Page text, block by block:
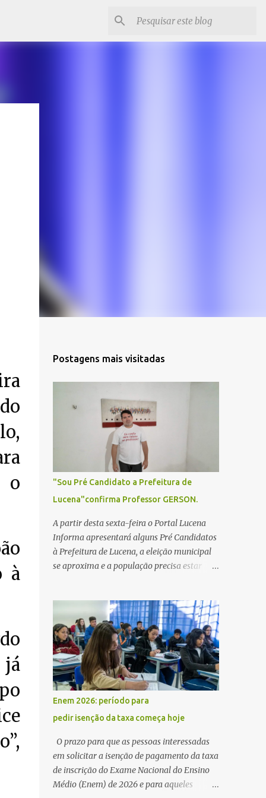
o
à
Postagens mais visitadas
"Sou Pré Candidato a Prefeitura de
Lucena"confirma Professor GERSON.
A partir desta sexta-feira o Portal Lucena
Informa apresentará alguns Pré Candidatos
à Prefeitura de Lucena, a eleição municipal
se aproxima e a população precisa estar
articulações e possíveis junções para manter
ou conquistar eleitorado. Confirmados até
agora como Pré candidatos Alex Monteiro,
Léo Bandeira Valcinete Araújo e Professor
Gerson Andrade há possibilidade de mais
nomes aparecer , ficaremos no aguardo para
trazer mais informações. A primeira
entrevista foi com o inimaginável Gerson
Andrade ,Professor da Rede Municipal
(efetivo), supervisor, Formado em Pedagogia
e Biomedicina pela UFPB. Leciona no Otto
Illi, Gilberto Inácio, Ellinora Dornellas
,Escola Américo Falcão. Gerson nos contou
Enem 2026: período para
pedir isenção da taxa começa hoje
O prazo para que as pessoas interessadas
em solicitar a isenção de pagamento da taxa
de inscrição do Exame Nacional do Ensino
Médio (Enem) de 2026 e para aqueles